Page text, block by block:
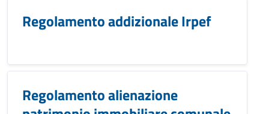
Regolamento addizionale Irpef
Regolamento alienazione